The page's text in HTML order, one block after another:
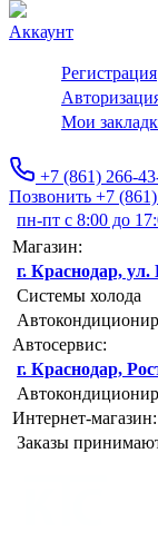
Аккаунт
Регистрация
Мои
+7 (861) 266-
Позвонить +7
пн-пт с 8:00 до
Магазин:
г. Краснодар, ул.
Системы холода
Автосервис:
г. Краснодар,
Интернет-магазин:
Заказы